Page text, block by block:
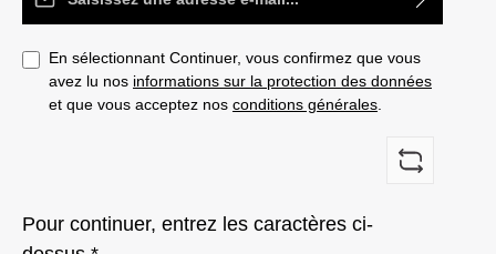
En sélectionnant Continuer, vous confirmez que vous
avez lu nos informations sur la protection des données
et que vous acceptez nos conditions générales.
Pour continuer, entrez les caractères ci-